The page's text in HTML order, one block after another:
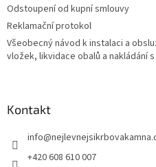
Odstoupení od kupní smlouvy
Reklamační protokol
Všeobecný návod k instalaci a
vložek, likvidace obalů a nakládání
Kontakt
info@
+420 608 610 007